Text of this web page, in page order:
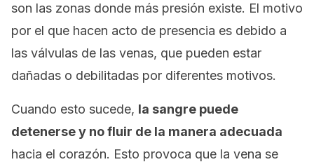
son las zonas donde más presión existe. El motivo
por el que hacen acto de presencia es debido a
las válvulas de las venas, que pueden estar
dañadas o debilitadas por diferentes motivos.
Cuando esto sucede, la sangre puede
detenerse y no fluir de la manera adecuada
hacia el corazón. Esto provoca que la vena se